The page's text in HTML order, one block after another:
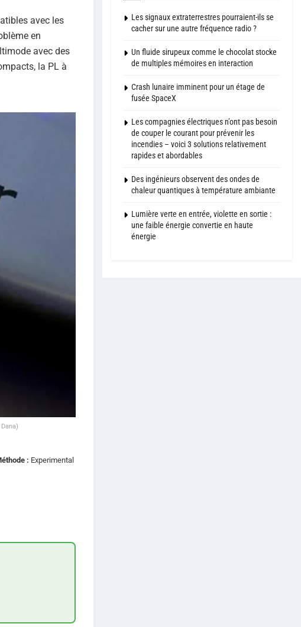
avec les
en
avec des
la PL à
: Experimental
Les signaux extraterrestres pourraient-ils se
cacher sur une autre fréquence radio ?
Un fluide sirupeux comme le chocolat stocke
de multiples mémoires en interaction
Crash lunaire imminent pour un étage de
fusée SpaceX
Les compagnies électriques n’ont pas besoin
de couper le courant pour prévenir les
incendies – voici 3 solutions relativement
rapides et abordables
Des ingénieurs observent des ondes de
chaleur quantiques à température ambiante
Lumière verte en entrée, violette en sortie :
une faible énergie convertie en haute
énergie